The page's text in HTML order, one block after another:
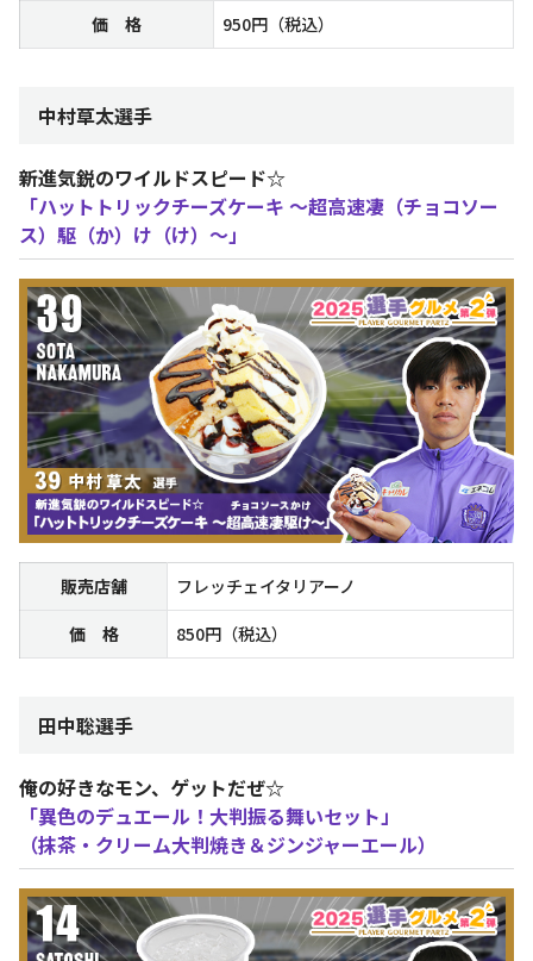
価 格 950円（税込）
中村草太選手
新進気鋭のワイルドスピード☆
「ハットトリックチーズケーキ ～超高速凄（チョコソー
ス）駆（か）け（け）～」
販売店舗
フレッチェイタリアーノ
価 格
850円（税込）
田中聡選手
俺の好きなモン、ゲットだぜ☆
「異色のデュエール！大判振る舞いセット」
（抹茶・クリーム大判焼き＆ジンジャーエール）